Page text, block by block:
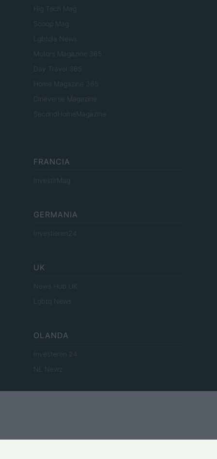
Hig Tech Mag
Scoop Mag
Lgbtqia News
Motors Magazine 365
Day Travel 365
Home Magazine 365
Cineverse Magazine
SecondHomeMagazine
FRANCIA
InvestirMag
GERMANIA
Investieren24
UK
News Hub UK
Lgbtq News
OLANDA
Investeren 24
NL Newz